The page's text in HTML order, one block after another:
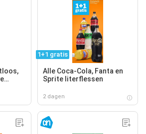
1+1 gratis
Alle Coca-Cola, Fanta en
Sprite literflessen
2 dagen